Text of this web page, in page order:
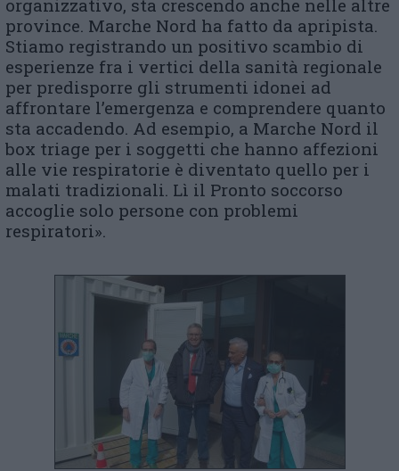
organizzativo, sta crescendo anche nelle altre
province. Marche Nord ha fatto da apripista.
Stiamo registrando un positivo scambio di
esperienze fra i vertici della sanità regionale
per predisporre gli strumenti idonei ad
affrontare l’emergenza e comprendere quanto
sta accadendo. Ad esempio, a Marche Nord il
box triage per i soggetti che hanno affezioni
alle vie respiratorie è diventato quello per i
malati tradizionali. Lì il Pronto soccorso
accoglie solo persone con problemi
respiratori».